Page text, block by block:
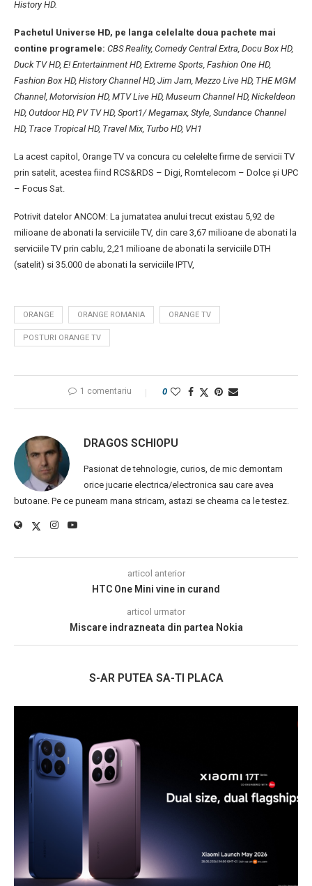
History HD.
Pachetul Universe HD, pe langa celelalte doua pachete mai
contine programele: CBS Reality, Comedy Central Extra, Docu Box HD,
Duck TV HD, E! Entertainment HD, Extreme Sports, Fashion One HD,
Fashion Box HD, History Channel HD, Jim Jam, Mezzo Live HD, THE MGM
Channel, Motorvision HD, MTV Live HD, Museum Channel HD, Nickeldeon
HD, Outdoor HD, PV TV HD, Sport1/ Megamax, Style, Sundance Channel
HD, Trace Tropical HD, Travel Mix, Turbo HD, VH1
La acest capitol, Orange TV va concura cu celelelte firme de servicii TV
prin satelit, acestea fiind RCS&RDS – Digi, Romtelecom – Dolce şi UPC
– Focus Sat.
Potrivit datelor ANCOM: La jumatatea anului trecut existau 5,92 de
milioane de abonati la serviciile TV, din care 3,67 milioane de abonati la
serviciile TV prin cablu, 2,21 milioane de abonati la serviciile DTH
(satelit) si 35.000 de abonati la serviciile IPTV,
ORANGE ORANGE ROMANIA ORANGE TV
POSTURI ORANGE TV
1 comentariu 0
DRAGOS SCHIOPU
Pasionat de tehnologie, curios, de mic demontam
orice jucarie electrica/electronica sau care avea
butoane. Pe ce puneam mana stricam, astazi se cheama ca le testez.
articol anterior
HTC One Mini vine in curand
articol urmator
Miscare indrazneata din partea Nokia
S-AR PUTEA SA-TI PLACA